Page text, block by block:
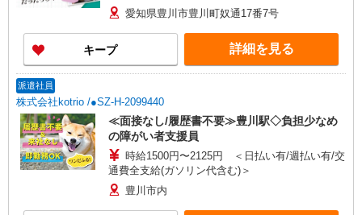
愛知県豊川市豊川町奴通17番7号
キープ 詳細を見る
派遣社員
株式会社kotrio /●SZ-H-2099440
≪面接なし/履歴書不要≫豊川駅◇負担少なめ
の障がい者支援員
時給1500円〜2125円 ＜日払い有/週払い有/交
通費全支給(ガソリン代含む)＞
豊川市内